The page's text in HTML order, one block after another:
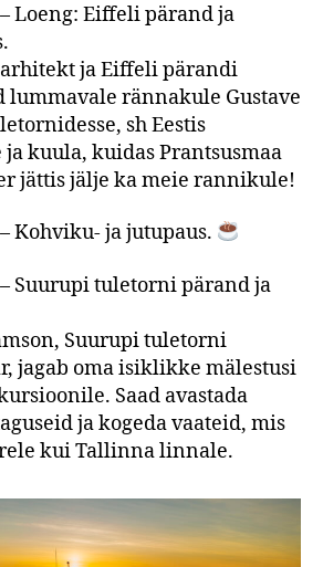
– Loeng: Eiffeli pärand ja
ja Eiffeli pärandi
rännakule Gustave
sh Eestis
ja kuula, kuidas Prantsusmaa
jättis jälje ka meie rannikule!
– Kohviku- ja jutupaus.
– Suurupi tuletorni pärand ja
Suurupi tuletorni
jagab oma isiklikke mälestusi
Saad avastada
ja kogeda vaateid, mis
kui Tallinna linnale.